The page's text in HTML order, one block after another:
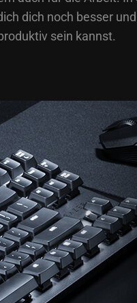
dich noch besser
sein kannst.